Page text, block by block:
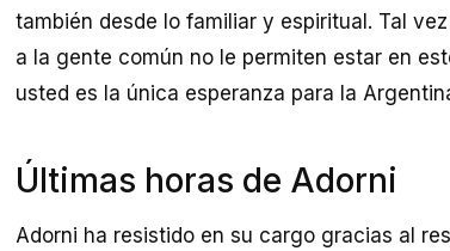
también desde lo familiar y espiritual. Tal
a la gente común no le permiten estar en
usted es la única esperanza para la
Últimas horas de Adorni
Adorni ha resistido en su cargo gracias al